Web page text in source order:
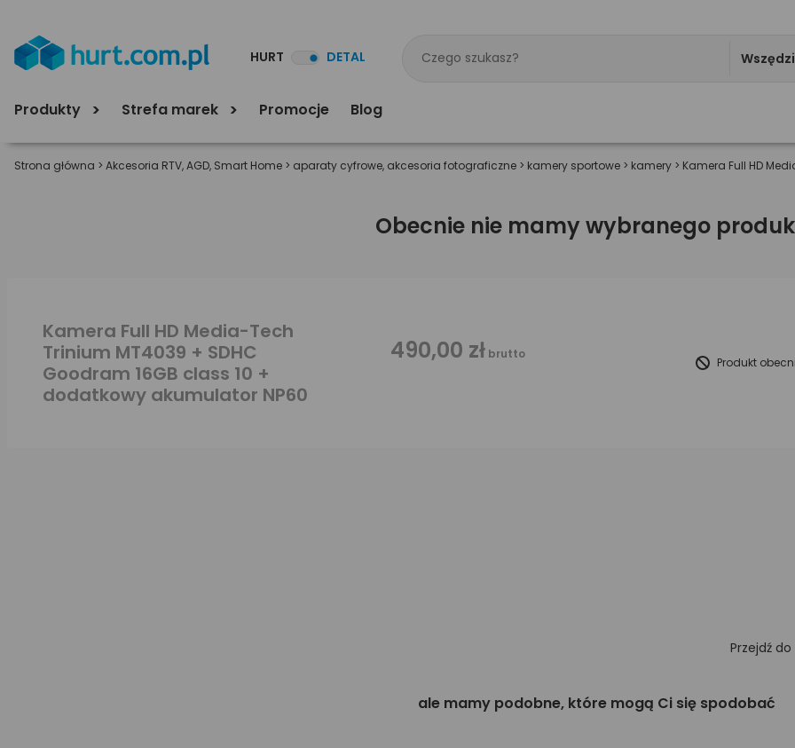
HURT DETAL
Produkty Strefa marek Promocje Blog
Strona główna > Akcesoria RTV, AGD, Smart Home > aparaty cyfrowe, akcesoria fotograficzne > kamery sportowe > kamery > Kamera Full HD
Obecnie nie mamy wybranego
Kamera Full HD Media-Tech
Trinium MT4039 + SDHC
Goodram 16GB class 10 +
dodatkowy akumulator NP60
490,00 zł brutto
Produkt
Przejdź do
ale mamy podobne, które mogą Ci się spodobać